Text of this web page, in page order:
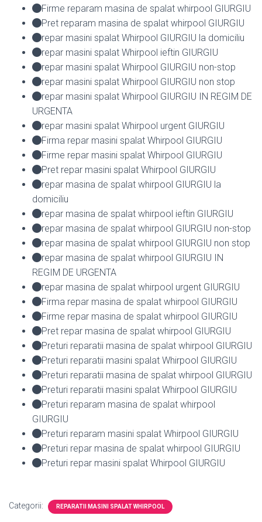
Firme reparam masina de spalat whirpool GIURGIU
Pret reparam masina de spalat whirpool GIURGIU
repar masini spalat Whirpool GIURGIU la domiciliu
repar masini spalat Whirpool ieftin GIURGIU
repar masini spalat Whirpool GIURGIU non-stop
repar masini spalat Whirpool GIURGIU non stop
repar masini spalat Whirpool GIURGIU IN REGIM DE
URGENTA
repar masini spalat Whirpool urgent GIURGIU
Firma repar masini spalat Whirpool GIURGIU
Firme repar masini spalat Whirpool GIURGIU
Pret repar masini spalat Whirpool GIURGIU
repar masina de spalat whirpool GIURGIU la
domiciliu
repar masina de spalat whirpool ieftin GIURGIU
repar masina de spalat whirpool GIURGIU non-stop
repar masina de spalat whirpool GIURGIU non stop
repar masina de spalat whirpool GIURGIU IN
REGIM DE URGENTA
repar masina de spalat whirpool urgent GIURGIU
Firma repar masina de spalat whirpool GIURGIU
Firme repar masina de spalat whirpool GIURGIU
Pret repar masina de spalat whirpool GIURGIU
Preturi reparatii masina de spalat whirpool GIURGIU
Preturi reparatii masini spalat Whirpool GIURGIU
Preturi reparatii masina de spalat whirpool GIURGIU
Preturi reparatii masini spalat Whirpool GIURGIU
Preturi reparam masina de spalat whirpool
GIURGIU
Preturi reparam masini spalat Whirpool GIURGIU
Preturi repar masina de spalat whirpool GIURGIU
Preturi repar masini spalat Whirpool GIURGIU
Categorii: REPARATII MASINI SPALAT WHIRPOOL